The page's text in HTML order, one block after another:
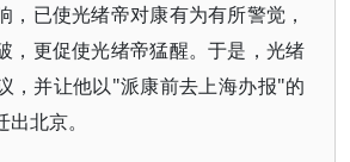
，已使光绪帝对康有为有所警觉，
，更促使光绪帝猛醒。于是，光绪
，并让他以"派康前去上海办报"的
北京。